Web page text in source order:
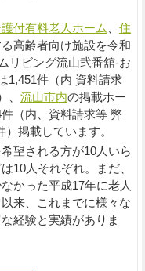
付有料老人ホーム
住
高齢者向け施設を令和
リビング流山弐番舘-お
1,451件（内 資料請求
、 流山市内の掲載ホー
（内、資料請求等 弊
掲載しています。
される方が10人いら
10人それぞれ。まだ、
かった平成17年に老人
来、これまでに様々な
経験と実績がありま